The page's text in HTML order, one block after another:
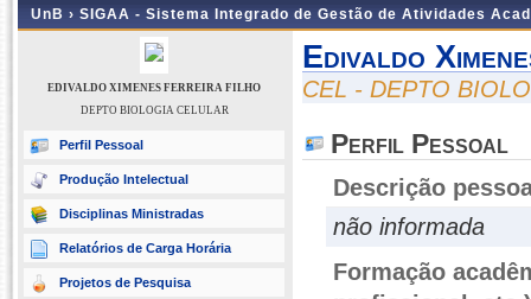
UnB › SIGAA - Sistema Integrado de Gestão de Atividades
EDIVALDO XIMENES FERREIRA FILHO
DEPTO BIOLOGIA CELULAR
Perfil Pessoal
Produção Intelectual
Disciplinas Ministradas
Relatórios de Carga Horária
Projetos de Pesquisa
Edivaldo
CEL - DEPTO
Perfil Pessoal
Descrição
não informada
Formação